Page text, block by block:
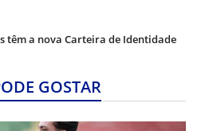
têm a nova Carteira de Identidade
GOSTAR